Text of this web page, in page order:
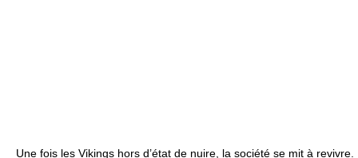
Une fois les Vikings hors d’état de nuire, la société se mit à revivre.